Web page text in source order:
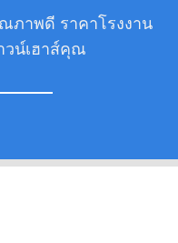
ภาพดี ราคาโรงงาน
วน์เฮาส์คุณ